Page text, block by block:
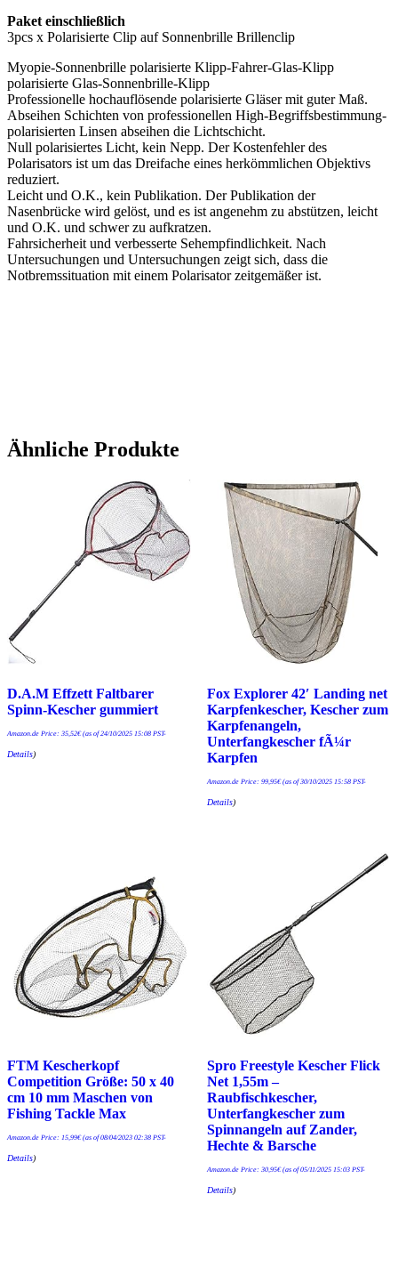
Paket einschließlich
3pcs x Polarisierte Clip auf Sonnenbrille Brillenclip
Myopie-Sonnenbrille polarisierte Klipp-Fahrer-Glas-Klipp
polarisierte Glas-Sonnenbrille-Klipp
Professionelle hochauflösende polarisierte Gläser mit guter Maß.
Abseihen Schichten von professionellen High-Begriffsbestimmung-
polarisierten Linsen abseihen die Lichtschicht.
Null polarisiertes Licht, kein Nepp. Der Kostenfehler des
Polarisators ist um das Dreifache eines herkömmlichen Objektivs
reduziert.
Leicht und O.K., kein Publikation. Der Publikation der
Nasenbrücke wird gelöst, und es ist angenehm zu abstützen, leicht
und O.K. und schwer zu aufkratzen.
Fahrsicherheit und verbesserte Sehempfindlichkeit. Nach
Untersuchungen und Untersuchungen zeigt sich, dass die
Notbremssituation mit einem Polarisator zeitgemäßer ist.
Ähnliche Produkte
D.A.M Effzett Faltbarer
Spinn-Kescher gummiert
Amazon.de Price: 35,52€(as of 24/10/2025 15:08 PST-
Details)
Fox Explorer 42′ Landing net
Karpfenkescher, Kescher zum
Karpfenangeln,
Unterfangkescher fÃ¼r
Karpfen
Amazon.de Price: 99,95€(as of 30/10/2025 15:58 PST-
Details)
FTM Kescherkopf
Competition Größe: 50 x 40
cm 10 mm Maschen von
Fishing Tackle Max
Amazon.de Price: 15,99€(as of 08/04/2023 02:38 PST-
Details)
Spro Freestyle Kescher Flick
Net 1,55m –
Raubfischkescher,
Unterfangkescher zum
Spinnangeln auf Zander,
Hechte & Barsche
Amazon.de Price: 30,95€(as of 05/11/2025 15:03 PST-
Details)